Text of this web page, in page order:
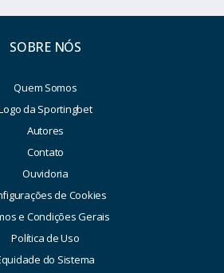
SOBRE NÓS
Quem Somos
da Sportingbet
Autores
Contato
Ouvidoria
de Cookies
e Condições Gerais
Política de Uso
do Sistema